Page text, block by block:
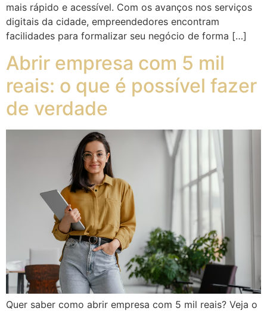
mais rápido e acessível. Com os avanços nos serviços
digitais da cidade, empreendedores encontram
facilidades para formalizar seu negócio de forma […]
Abrir empresa com 5 mil
reais: o que é possível fazer
de verdade
Quer saber como abrir empresa com 5 mil reais? Veja o